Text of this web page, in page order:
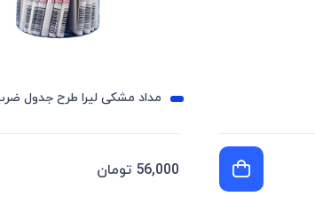
مداد مشکی لیرا طرح جدول
56,000 تومان